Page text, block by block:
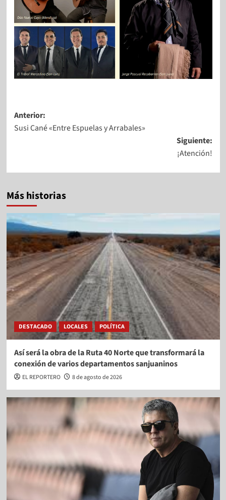
Anterior:
Susi Cané «Entre Espuelas y Arrabales»
Siguiente:
¡Atención!
Más historias
DESTACADO LOCALES POLÍTICA
Así será la obra de la Ruta 40 Norte que transformará la
conexión de varios departamentos sanjuaninos
EL REPORTERO 8 de agosto de 2026